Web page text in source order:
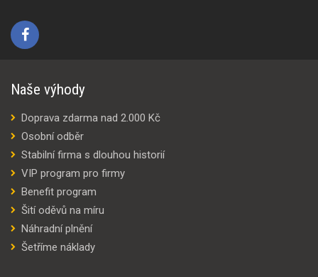
Naše výhody
Doprava zdarma nad 2.000 Kč
Osobní odběr
Stabilní firma s dlouhou historií
VIP program pro firmy
Benefit program
Šití oděvů na míru
Náhradní plnění
Šetříme náklady